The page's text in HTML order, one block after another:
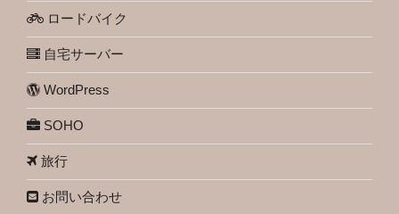
ロードバイク
自宅サーバー
WordPress
SOHO
旅行
お問い合わせ